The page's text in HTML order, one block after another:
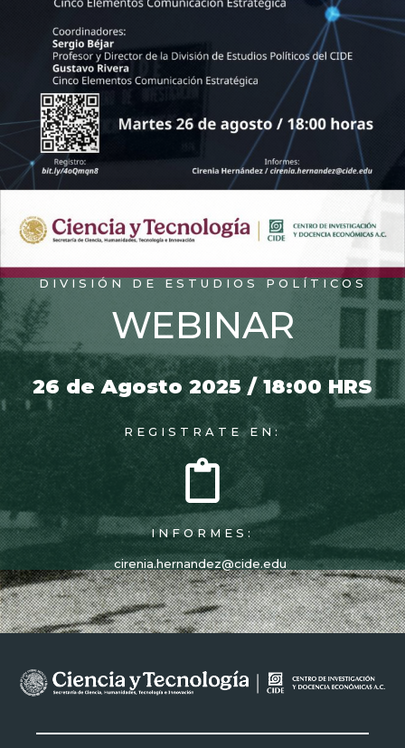
DIVISIÓN DE ESTUDIOS POLÍTICOS
WEBINAR
26 de Agosto 2025 / 18:00 HRS
REGISTRATE EN:
INFORMES:
cirenia.hernandez@cide.edu